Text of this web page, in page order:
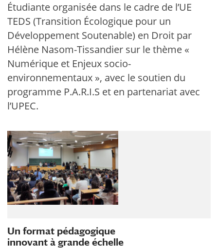
Étudiante organisée dans le cadre de l’UE
TEDS (Transition Écologique pour un
Développement Soutenable) en Droit par
Hélène Nasom-Tissandier sur le thème «
Numérique et Enjeux socio-
environnementaux », avec le soutien du
programme P.A.R.I.S et en partenariat avec
l’UPEC.
Un format pédagogique
innovant à grande échelle